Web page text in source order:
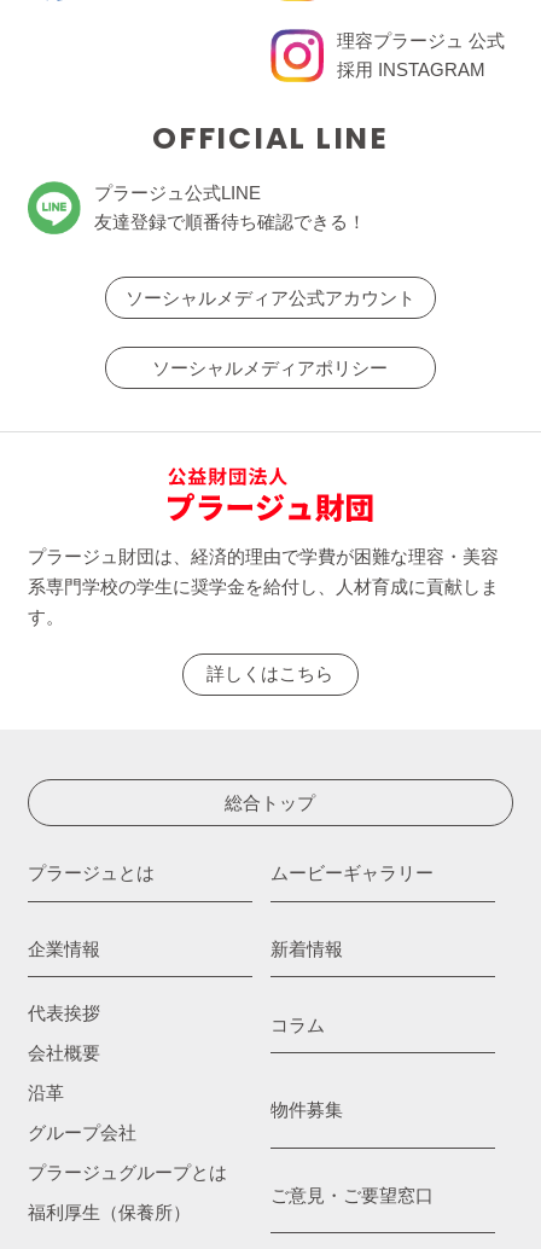
理容プラージュ 公式
採用 INSTAGRAM
OFFICIAL LINE
プラージュ公式LINE
友達登録で順番待ち確認できる！
ソーシャルメディア公式アカウント
ソーシャルメディアポリシー
プラージュ財団は、経済的理由で学費が困難な理容・美容
系専門学校の学生に奨学金を給付し、人材育成に貢献しま
す。
詳しくはこちら
総合トップ
プラージュとは
企業情報
代表挨拶
会社概要
沿革
グループ会社
プラージュグループとは
福利厚生（保養所）
ムービーギャラリー
新着情報
コラム
物件募集
ご意見・ご要望窓口